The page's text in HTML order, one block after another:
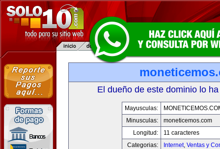
El dueño de este dominio lo
Mayusculas:
Minusculas:
moneticemos.com
Longitud:
11 caracteres
Categorias:
Internet, Ventas y